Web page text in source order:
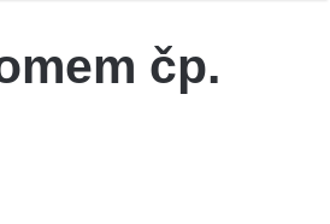
čp.